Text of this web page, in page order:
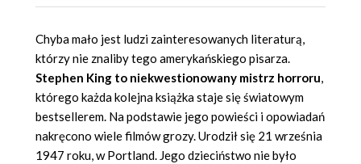
Chyba mało jest ludzi zainteresowanych literaturą,
którzy nie znaliby tego amerykańskiego pisarza.
Stephen King to niekwestionowany mistrz horroru,
którego każda kolejna książka staje się światowym
bestsellerem. Na podstawie jego powieści i opowiadań
nakręcono wiele filmów grozy. Urodził się 21 września
1947 roku, w Portland. Jego dzieciństwo nie było